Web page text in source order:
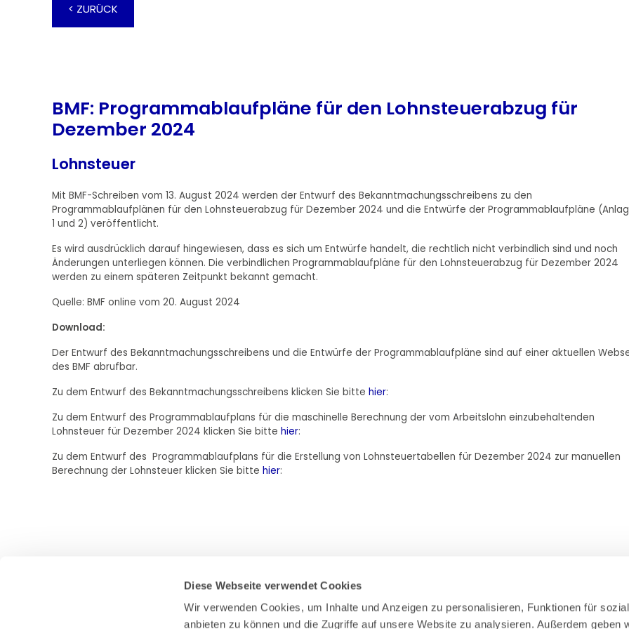
Diese Webseite verwendet Cookies
Wir verwenden Cookies, um Inhalte und Anzeigen zu personalisieren, Funktionen für
anbieten zu können und die Zugriffe auf unsere Website zu analysieren. Außerdem geben
< ZURÜCK
BMF: Programmablaufpläne für den Lohnsteuerabzug für
Dezember 2024
Lohnsteuer
Mit BMF-Schreiben vom 13. August 2024 werden der Entwurf des Bekanntmachungsschreibens zu den
Programmablaufplänen für den Lohnsteuerabzug für Dezember 2024 und die Entwürfe der Programmablaufpläne
1 und 2) veröffentlicht.
Es wird ausdrücklich darauf hingewiesen, dass es sich um Entwürfe handelt, die rechtlich nicht verbindlich sind und noch
Änderungen unterliegen können. Die verbindlichen Programmablaufpläne für den Lohnsteuerabzug für Dezember 2024
werden zu einem späteren Zeitpunkt bekannt gemacht.
Quelle: BMF online vom 20. August 2024
Download:
Der Entwurf des Bekanntmachungsschreibens und die Entwürfe der Programmablaufpläne sind auf einer aktuellen
des BMF abrufbar.
Zu dem Entwurf des Bekanntmachungsschreibens klicken Sie bitte hier:
Zu dem Entwurf des Programmablaufplans für die maschinelle Berechnung der vom Arbeitslohn einzubehaltenden
Lohnsteuer für Dezember 2024 klicken Sie bitte hier:
Zu dem Entwurf des Programmablaufplans für die Erstellung von Lohnsteuertabellen für Dezember 2024 zur manuellen
Berechnung der Lohnsteuer klicken Sie bitte hier: